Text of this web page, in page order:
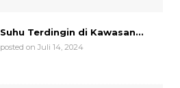
Suhu Terdingin di Kawasan...
posted on Juli 14, 2024